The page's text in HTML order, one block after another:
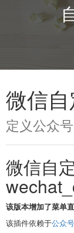
微信
定义公众
微信自
该版本增加了菜单
该插件依赖于公众